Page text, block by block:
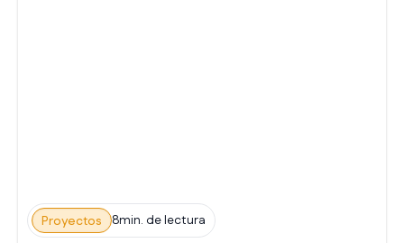
Proyectos 8min. de lectura